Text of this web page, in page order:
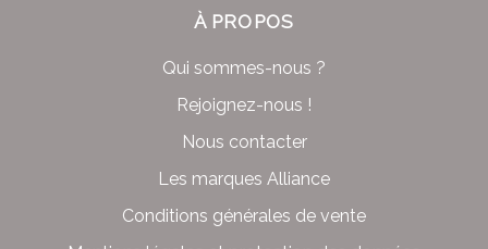
À PROPOS
Qui sommes-nous ?
Rejoignez-nous !
Nous contacter
Les marques Alliance
Conditions générales de vente